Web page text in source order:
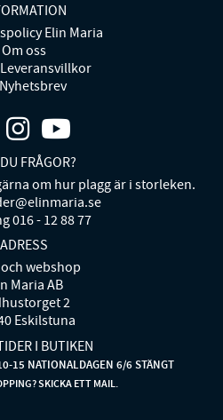
Elin Maria
Om oss
FRÅGOR?
om hur plagg är i storleken.
016 - 12 88 77
ADRESS
webshop
Maria AB
2
Eskilstuna
I BUTIKEN
15 NATIONALDAGEN 6/6 STÄNGT
SKICKA ETT MAIL.